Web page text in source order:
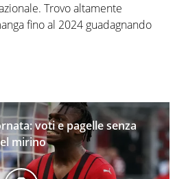
Trovo altamente
fino al 2024 guadagnando
voti e pagelle senza
mirino